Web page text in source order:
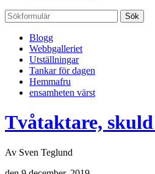
Sök
Blogg
Webbgalleriet
Utställningar
Tankar för dagen
Hemmafru
ensamheten värst
Tvåtaktare,
Av Sven Teglund